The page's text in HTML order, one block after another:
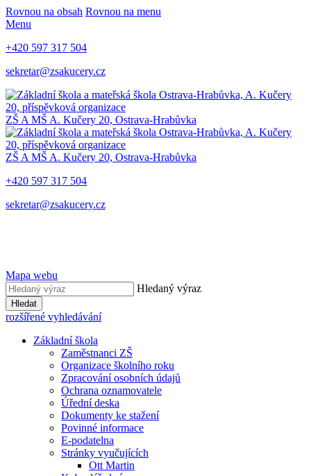
Rovnou na obsah Rovnou na menu
Menu
+420 597 317 504
sekretar@zsakucery.cz
ZŠ A MŠ A. Kučery 20, Ostrava-Hrabůvka
ZŠ A MŠ A. Kučery 20, Ostrava-Hrabůvka
+420 597 317 504
sekretar@zsakucery.cz
Mapa webu
Hledaný výraz
Hledat
rozšířené vyhledávání
Základní škola
Zaměstnanci ZŠ
Organizace školního roku
Zpracování osobních údajů
Ochrana oznamovatele
Úřední deska
Dokumenty ke stažení
Povinné informace
E-podatelna
Stránky vyučujících
Ott Martin